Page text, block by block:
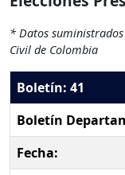
* Datos
Civil de Colombia
Boletín: 41
Boletín
Fecha: